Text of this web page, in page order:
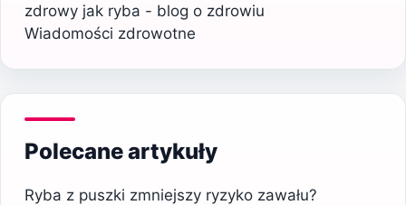
zdrowy jak ryba - blog o zdrowiu
Wiadomości zdrowotne
Polecane artykuły
Ryba z puszki zmniejszy ryzyko zawału?